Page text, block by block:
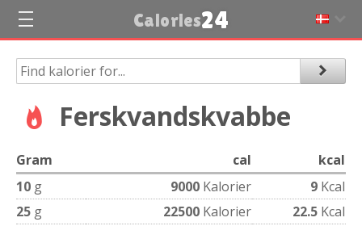
Calories24
Ferskvandskvabbe
Gram cal
kcal
10 g 9000 Kalorier 9 Kcal
25 g 22500 Kalorier 22.5 Kcal